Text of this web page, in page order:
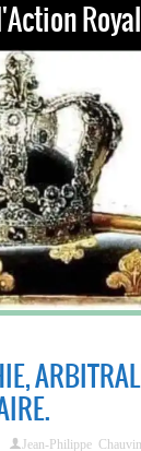
Jean-Philippe Chauvin